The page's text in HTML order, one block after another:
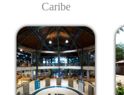
Caribe